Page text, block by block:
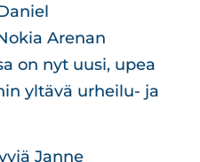
Arenan
on nyt uusi, upea
yltävä urheilu- ja
Janne